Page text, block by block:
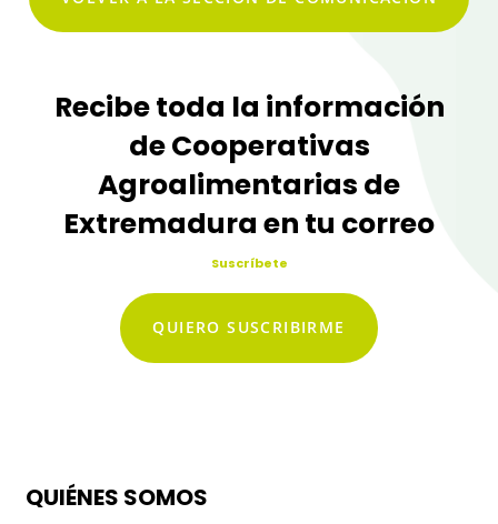
Recibe toda la información
de Cooperativas
Agroalimentarias de
Extremadura en tu correo
Suscríbete
QUIERO SUSCRIBIRME
QUIÉNES SOMOS